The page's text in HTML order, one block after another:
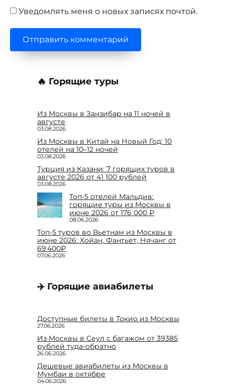
Уведомлять меня о новых записях почтой.
🔥 Горящие туры
Из Москвы в Занзибар на 11 ночей в
августе
03.08.2026
Из Москвы в Китай на Новый Год: 10
отелей на 10–12 ночей
03.08.2026
Турция из Казани: 7 горящих туров в
августе 2026 от 41 100 рублей
03.08.2026
Топ-5 отелей Мальдив:
горящие туры из Москвы в
июне 2026 от 176 000 ₽
08.06.2026
Топ-5 туров во Вьетнам из Москвы в
июне 2026: Хойан, Фантьет, Нячанг от
69 400₽
07.06.2026
✈️ Горящие авиабилеты
Доступные билеты в Токио из Москвы
27.06.2026
Из Москвы в Сеул с багажом от 39385
рублей туда-обратно
26.06.2026
Дешевые авиабилеты из Москвы в
Мумбаи в октябре
04.06.2026